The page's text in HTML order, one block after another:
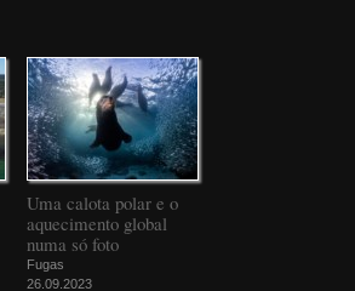
Uma calota polar e o
aquecimento global
numa só foto
Fugas
26.09.2023